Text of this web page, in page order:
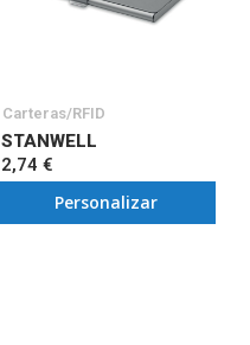
Carteras/RFID
STANWELL
2,74 €
Personalizar